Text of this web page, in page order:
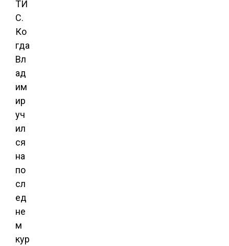
ТИ
С.
Ко
гда
Вл
ад
им
ир
уч
ил
ся
на
по
сл
ед
не
м
кур